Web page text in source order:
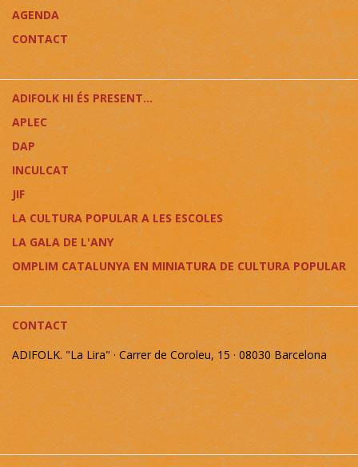
AGENDA
CONTACT
ADIFOLK HI ÉS PRESENT...
APLEC
DAP
INCULCAT
JIF
LA CULTURA POPULAR A LES ESCOLES
LA GALA DE L'ANY
OMPLIM CATALUNYA EN MINIATURA DE CULTURA POPULAR
CONTACT
ADIFOLK. "La Lira" · Carrer de Coroleu, 15 · 08030 Barcelona